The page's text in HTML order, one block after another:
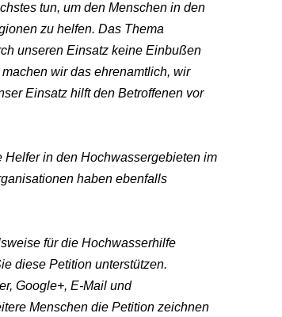
tun, um den Menschen in den
zu helfen. Das Thema
unseren Einsatz keine Einbußen
wir das ehrenamtlich, wir
Einsatz hilft den Betroffenen vor
in den Hochwassergebieten im
haben ebenfalls
für die Hochwasserhilfe
diese Petition unterstützen.
Google+, E-Mail und
Menschen die Petition zeichnen